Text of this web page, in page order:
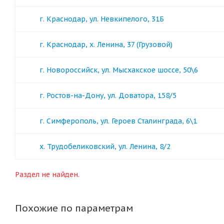
г. Краснодар, ул. Невкипелого, 31Б
г. Краснодар, х. Ленина, 37 (Грузовой)
г. Новороссийск, ул. Мысхакское шоссе, 50\6
г. Ростов-на-Дону, ул. Доватора, 158/5
г. Симферополь, ул. Героев Сталинграда, 6\1
х. Трудобеликовский, ул. Ленина, 8/2
Раздел не найден.
Похожие по параметрам